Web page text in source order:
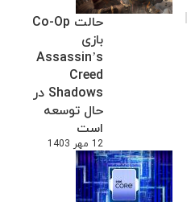
حالت Co-Op
بازی
Assassin’s
Creed
Shadows در
حال توسعه
است
12 مهر 1403